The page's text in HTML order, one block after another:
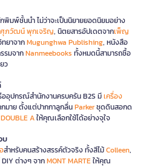
พิมพ์ชั้นนำ ไม่ว่าจะเป็นนิยายยอดนิยมอย่าง
ภวัฒน์ พุกเจริญ, นิตยสารอัปเดตจากเพ็ญ
ยาจากMugunghwa Publishing, หนังสือ
รมจากNanmeebooks ทั้งหมดนี้สามารถซื้อ
ว
อุปกรณ์สำนักงานครบครัน B2S มีเครื่อง
กมาย ตั้งแต่ปากกาลูกลื่นParkerชุดดินสอกด
DOUBLE Aให้คุณเลือกใช้ได้อย่างจุใจ
บ
สำหรับคนสร้างสรรค์ตัวจริง ทั้งสีไม้Colleen,
ต่างๆ จากMONT MARTEให้คุณ